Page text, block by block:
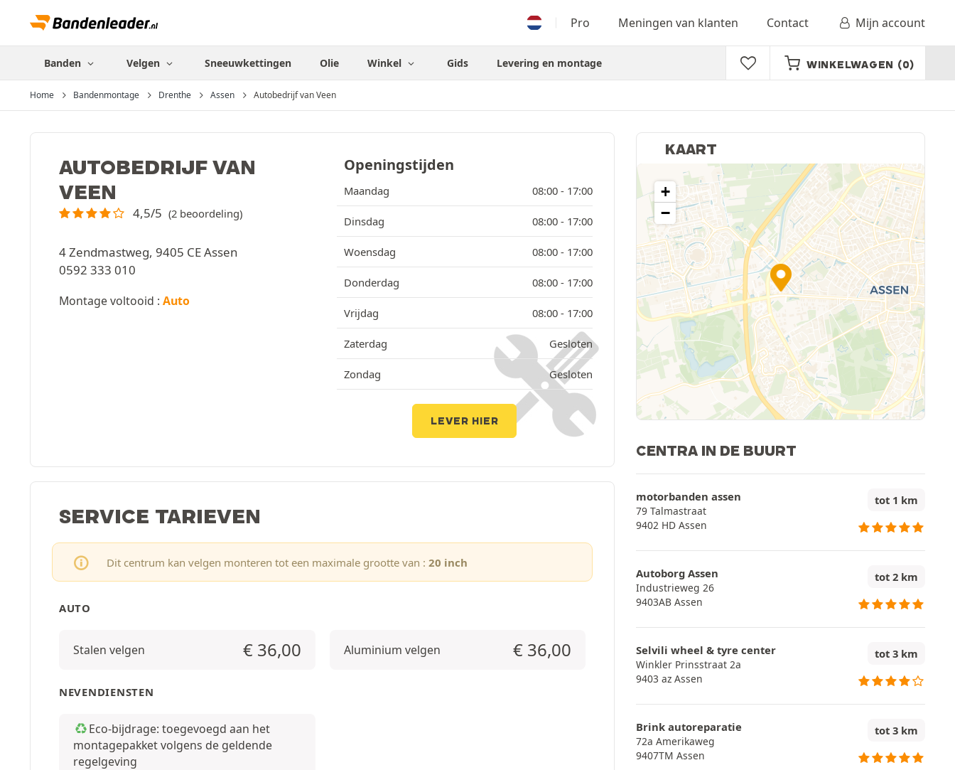
Pro Meningen van klanten Contact Mijn account
Banden Velgen Sneeuwkettingen Olie Winkel Gids Levering en montage WINKELWAGEN (0)
Home Bandenmontage Drenthe Assen Autobedrijf van Veen
AUTOBEDRIJF VAN
VEEN
4,5/5 (2 beoordeling)
4 Zendmastweg, 9405 CE Assen
0592 333 010
Montage voltooid : Auto
Openingstijden
Maandag 08:00 - 17:00
Dinsdag 08:00 - 17:00
Woensdag 08:00 - 17:00
Donderdag 08:00 - 17:00
Vrijdag 08:00 - 17:00
Zaterdag Gesloten
Zondag Gesloten
LEVER HIER
SERVICE TARIEVEN
Dit centrum kan velgen monteren tot een maximale grootte van : 20 inch
AUTO
Stalen velgen € 36,00 Aluminium velgen € 36,00
NEVENDIENSTEN
Eco-bijdrage: toegevoegd aan het
montagepakket volgens de geldende
regelgeving
KAART
+
−
CENTRA IN DE BUURT
motorbanden assen
79 Talmastraat
9402 HD Assen
tot 1 km
Autoborg Assen
Industrieweg 26
9403AB Assen
tot 2 km
Selvili wheel & tyre center
Winkler Prinsstraat 2a
9403 az Assen
tot 3 km
Brink autoreparatie
72a Amerikaweg
9407TM Assen
tot 3 km